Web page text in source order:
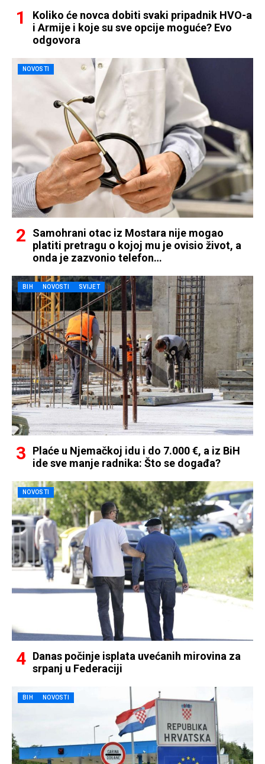
Koliko će novca dobiti svaki pripadnik HVO-a
i Armije i koje su sve opcije moguće? Evo
odgovora
NOVOSTI
Samohrani otac iz Mostara nije mogao
platiti pretragu o kojoj mu je ovisio život, a
onda je zazvonio telefon…
BIH NOVOSTI SVIJET
Plaće u Njemačkoj idu i do 7.000 €, a iz BiH
ide sve manje radnika: Što se događa?
NOVOSTI
Danas počinje isplata uvećanih mirovina za
srpanj u Federaciji
BIH NOVOSTI